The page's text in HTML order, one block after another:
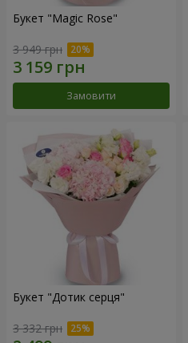
Букет "Magic Rose"
3 949 грн
Замовити
Букет "Дотик серця"
3 332 грн